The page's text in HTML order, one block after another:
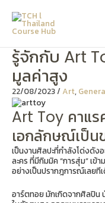
content
รู้จักกับ Art
มูลค่าสูง
22/08/2023/Art,
Art Toy คาแร
เอกลักษณ์เป็น
เป็นงานศิลปะที่กำลังโด่งดัง
ละคร ที่มีกิมมิค “การสุ่ม” เข้
อย่างเป็นปรากฎการณ์เลยที
อาร์ตทอย มักเกิดจากศิลปิน